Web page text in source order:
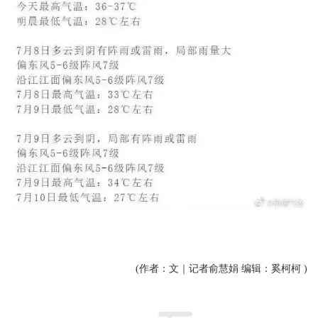
(作者：文｜记者俞慧娟 编辑：奚柯柯 )